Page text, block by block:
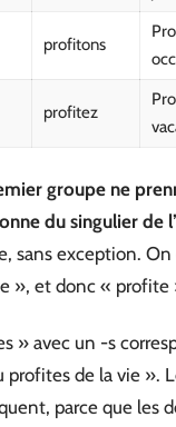
profitons
profitez
groupe ne
du singulier de
sans exception.
», et donc « profite
» avec un -s
profites de la vie ».
parce que les